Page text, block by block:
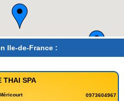
Ile-de-France :
THAI SPA
0973604967